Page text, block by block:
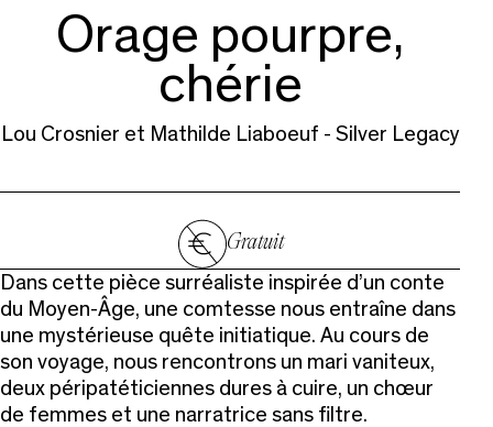
Orage pourpre,
chérie
Lou Crosnier et Mathilde Liaboeuf - Silver Legacy
Gratuit
Dans cette pièce surréaliste inspirée d’un conte
du Moyen-Âge, une comtesse nous entraîne dans
une mystérieuse quête initiatique. Au cours de
son voyage, nous rencontrons un mari vaniteux,
deux péripatéticiennes dures à cuire, un chœur
de femmes et une narratrice sans filtre.